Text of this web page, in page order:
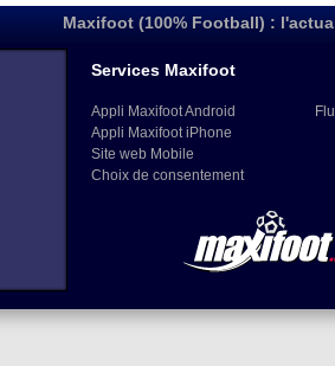
Maxifoot (100% Football) :
Services Maxifoot
Appli Maxifoot Android
Appli Maxifoot iPhone
Site web Mobile
Choix de consentement